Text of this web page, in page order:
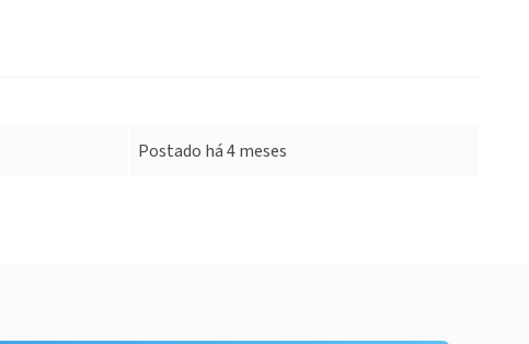
Postado há 4 meses